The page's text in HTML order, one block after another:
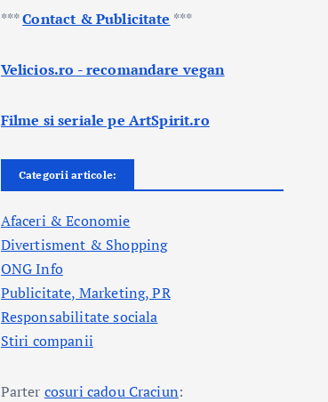
***Contact & Publicitate ***
Velicios.ro - recomandare vegan
Filme si seriale pe ArtSpirit.ro
Categorii articole:
Afaceri & Economie
Divertisment & Shopping
ONG Info
Publicitate, Marketing, PR
Responsabilitate sociala
Stiri companii
Parter cosuri cadou Craciun: